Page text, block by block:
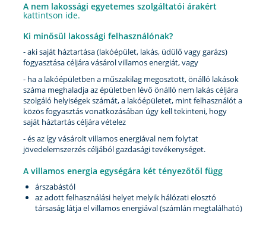
A nem lakossági egyetemes szolgáltatói árakért
kattintson ide.
Ki minősül lakossági felhasználónak?
- aki saját háztartása (lakóépület, lakás, üdülő vagy garázs)
fogyasztása céljára vásárol villamos energiát, vagy
- ha a lakóépületben a műszakilag megosztott, önálló lakások
száma meghaladja az épületben lévő önálló nem lakás céljára
szolgáló helyiségek számát, a lakóépületet, mint felhasználót a
közös fogyasztás vonatkozásában úgy kell tekinteni, hogy
saját háztartás céljára vételez
- és az így vásárolt villamos energiával nem folytat
jövedelemszerzés céljából gazdasági tevékenységet.
A villamos energia egységára két tényezőtől függ
árszabástól
az adott felhasználási helyet melyik hálózati elosztó
társaság látja el villamos energiával (számlán megtalálható)